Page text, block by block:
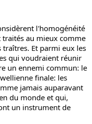
l'homogénéité
au mieux comme
Et parmi eux les
qui voudraient réunir
un ennemi commun: le
finale: les
jamais auparavant
du monde et qui,
un instrument de